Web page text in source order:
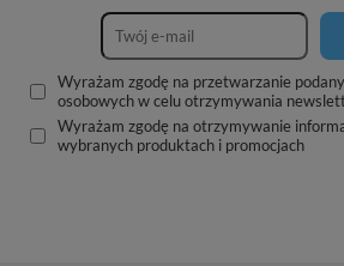
Wyrażam zgodę na przetwarzanie
osobowych w celu otrzymywania
Wyrażam zgodę na otrzymywanie
wybranych produktach i promocjach